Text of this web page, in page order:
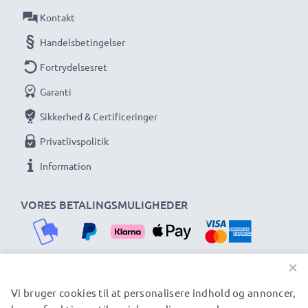
VORES BETALINGSMULIGHEDER
Kontakt
Handelsbetingelser
Fortrydelsesret
Garanti
Sikkerhed & Certificeringer
Privatlivspolitik
Information
VORES FORSENDELSESPARTNERE
×
Vi bruger cookies til at personalisere indhold og annoncer,